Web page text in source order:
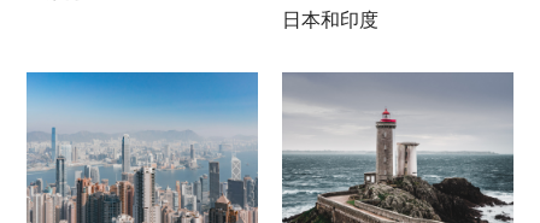
日本和印度